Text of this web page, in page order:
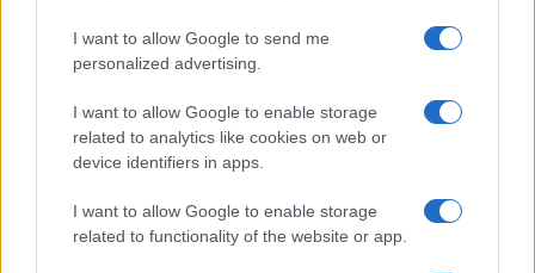
I want to allow Google to send me
personalized advertising.
I want to allow Google to enable storage
related to analytics like cookies on web or
device identifiers in apps.
I want to allow Google to enable storage
related to functionality of the website or app.
Csillagos ház lett a Kertész Imre